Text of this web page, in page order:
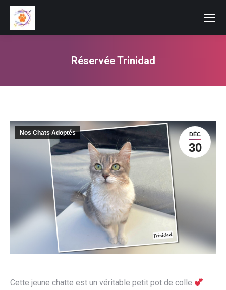
Réservée Trinidad
DÉC
30
Nos Chats Adoptés
Cette jeune chatte est un véritable petit pot de colle